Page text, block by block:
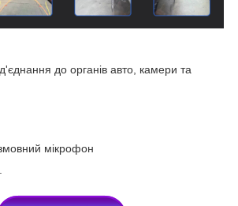
до органів авто, камери та
мікрофон